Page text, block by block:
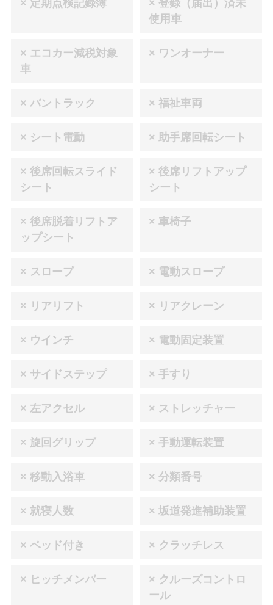
× 定期点検記録簿
× 登録（届出）済未
使用車
× エコカー減税対象
車
× ワンオーナー
× バントラック × 福祉車両
× シート電動 × 助手席回転シート
× 後席回転スライド
シート
× 後席リフトアップ
シート
× 後席脱着リフトア
ップシート
× 車椅子
× スロープ × 電動スロープ
× リアリフト × リアクレーン
× ウインチ × 電動固定装置
× サイドステップ × 手すり
× 左アクセル × ストレッチャー
× 旋回グリップ × 手動運転装置
× 移動入浴車 × 分類番号
× 就寝人数 × 坂道発進補助装置
× ベッド付き × クラッチレス
× ヒッチメンバー
× クルーズコントロ
ール